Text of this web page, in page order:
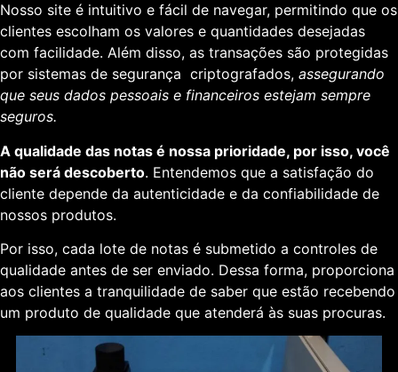
Nosso site é intuitivo e fácil de navegar, permitindo que os
clientes escolham os valores e quantidades desejadas
com facilidade. Além disso, as transações são protegidas
por sistemas de segurança criptografados, assegurando
que seus dados pessoais e financeiros estejam sempre
seguros.
A qualidade das notas é nossa prioridade, por isso, você
não será descoberto. Entendemos que a satisfação do
cliente depende da autenticidade e da confiabilidade de
nossos produtos.
Por isso, cada lote de notas é submetido a controles de
qualidade antes de ser enviado. Dessa forma, proporciona
aos clientes a tranquilidade de saber que estão recebendo
um produto de qualidade que atenderá às suas procuras.